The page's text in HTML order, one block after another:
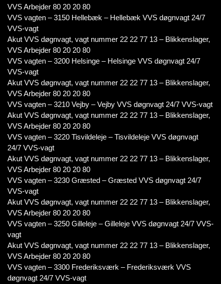
VVS Arbejder 80 20 20 80
VVS vagten – 3150 Hellebæk – Hellebæk VVS døgnvagt 24/7
VVS-vagt
Akut VVS døgnvagt, vagt nummer 22 22 77 13 – Blikkenslager,
VVS Arbejder 80 20 20 80
VVS vagten – 3200 Helsinge – Helsinge VVS døgnvagt 24/7
VVS-vagt
Akut VVS døgnvagt, vagt nummer 22 22 77 13 – Blikkenslager,
VVS Arbejder 80 20 20 80
VVS vagten – 3210 Vejby – Vejby VVS døgnvagt 24/7 VVS-vagt
Akut VVS døgnvagt, vagt nummer 22 22 77 13 – Blikkenslager,
VVS Arbejder 80 20 20 80
VVS vagten – 3220 Tisvildeleje – Tisvildeleje VVS døgnvagt
24/7 VVS-vagt
Akut VVS døgnvagt, vagt nummer 22 22 77 13 – Blikkenslager,
VVS Arbejder 80 20 20 80
VVS vagten – 3230 Græsted – Græsted VVS døgnvagt 24/7
VVS-vagt
Akut VVS døgnvagt, vagt nummer 22 22 77 13 – Blikkenslager,
VVS Arbejder 80 20 20 80
VVS vagten – 3250 Gilleleje – Gilleleje VVS døgnvagt 24/7 VVS-
vagt
Akut VVS døgnvagt, vagt nummer 22 22 77 13 – Blikkenslager,
VVS Arbejder 80 20 20 80
VVS vagten – 3300 Frederiksværk – Frederiksværk VVS
døgnvagt 24/7 VVS-vagt